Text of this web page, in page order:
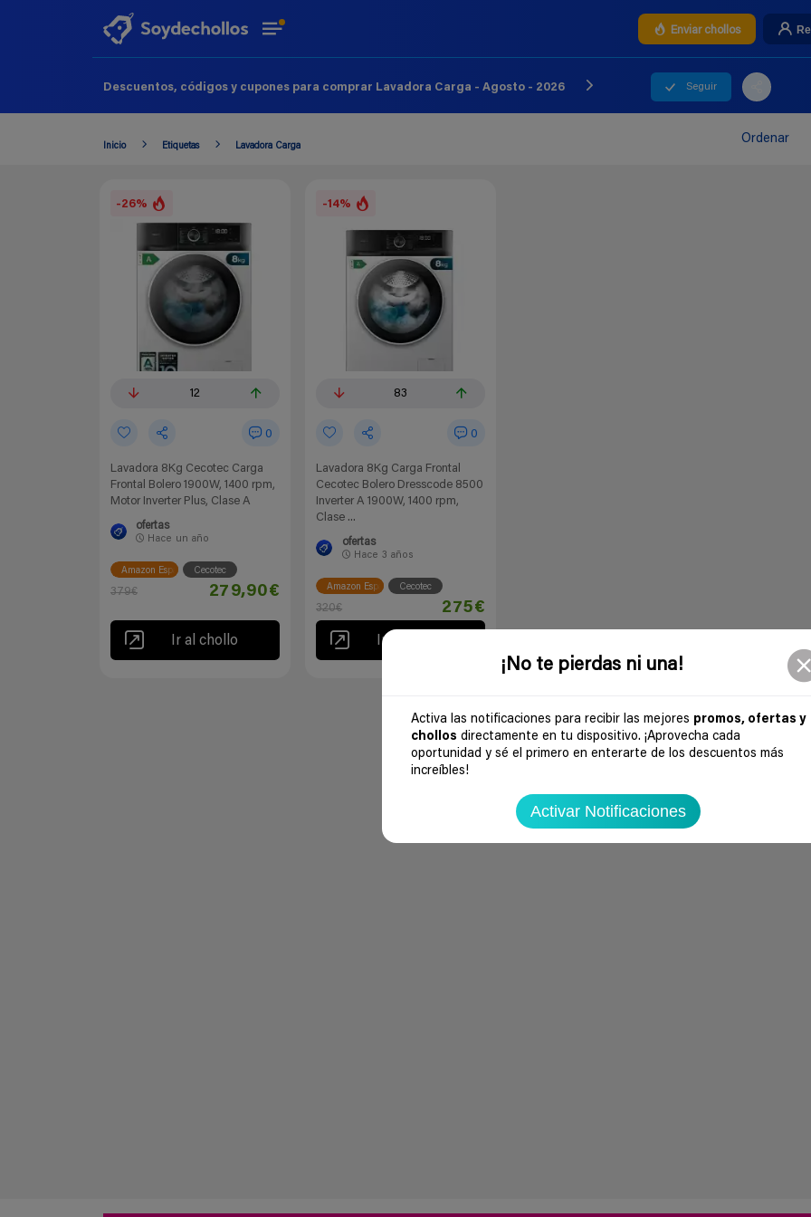
¡No te pierdas ni una!
Activa las notificaciones para recibir las mejores promos, ofertas y
chollos directamente en tu dispositivo. ¡Aprovecha cada
oportunidad y sé el primero en enterarte de los descuentos más
increíbles!
Activar Notificaciones
Enviar chollos
Descuentos, códigos y cupones para comprar Lavadora Carga - Agosto - 2026 Seguir
Inicio Etiquetas Lavadora Carga Ordenar
-26%
12
0
Lavadora 8Kg Cecotec Carga
Frontal Bolero 1900W, 1400 rpm,
Motor Inverter Plus, Clase A
ofertas
Hace un año
Amazon España Cecotec
379€ 279,90€
Ir al chollo
-14%
83
0
Lavadora 8Kg Carga Frontal
Cecotec Bolero Dresscode 8500
Inverter A 1900W, 1400 rpm,
Clase ...
ofertas
Hace 3 años
Amazon España Cecotec
320€ 275€
Ir al chollo